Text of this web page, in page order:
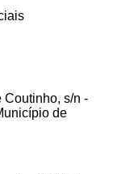
Coutinho, s/n -
de